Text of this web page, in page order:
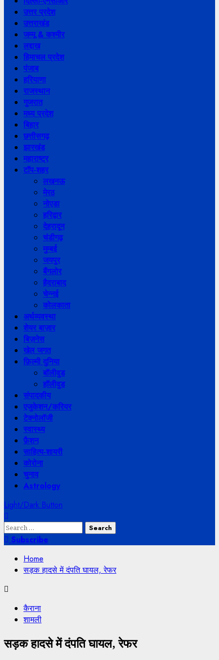
उत्तर प्रदेश
उत्तराखंड
जम्मू & कश्मीर
लद्दाख
हिमाचल प्रदेश
पंजाब
हरियाणा
राजस्थान
गुजरात
मध्य प्रदेश
बिहार
छत्तीसगढ़
झारखंड
महाराष्ट्र
टॉप-शहर
लखनऊ
मेरठ
नोएडा
हरिद्वार
देहरादून
चंडीगढ़
मुम्बई
जयपुर
बैंगलोर
हैदराबाद
चेन्नई
कोलकाता
अर्थव्यवस्था
शेयर बाज़ार
बिज़नेस
खेल जगत
फ़िल्मी दुनिया
बॉलीवुड
हॉलीवुड
संपादकीय
एजुकेशन/करियर
टेक्नोलॉजी
स्वास्थ्य
फ़ैशन
साहित्य-शायरी
कोरोना
चुनाव
Astrology
Light/Dark Button
Search
for:Subscribe
Home
सड़क हादसे में दंपति घायल, रेफर
कैराना
शामली
सड़क हादसे में दंपति घायल, रेफर